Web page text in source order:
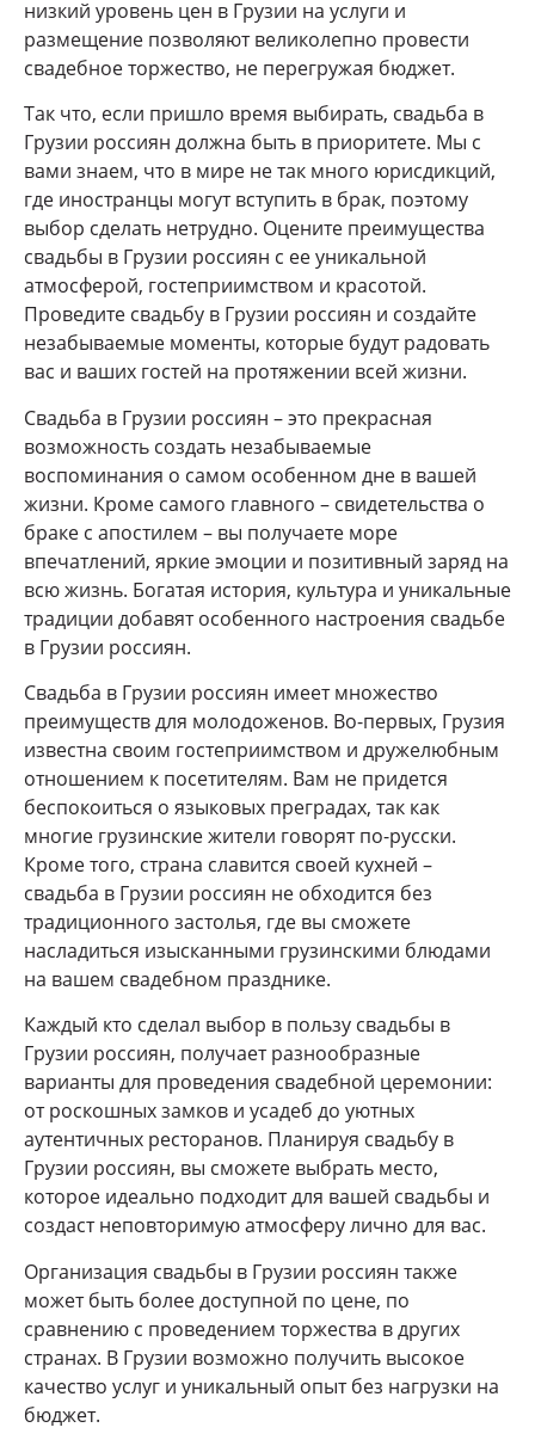
низкий уровень цен в Грузии на услуги и
размещение позволяют великолепно провести
свадебное торжество, не перегружая бюджет.
Так что, если пришло время выбирать, свадьба в
Грузии россиян должна быть в приоритете. Мы с
вами знаем, что в мире не так много юрисдикций,
где иностранцы могут вступить в брак, поэтому
выбор сделать нетрудно. Оцените преимущества
свадьбы в Грузии россиян с ее уникальной
атмосферой, гостеприимством и красотой.
Проведите свадьбу в Грузии россиян и создайте
незабываемые моменты, которые будут радовать
вас и ваших гостей на протяжении всей жизни.
Свадьба в Грузии россиян – это прекрасная
возможность создать незабываемые
воспоминания о самом особенном дне в вашей
жизни. Кроме самого главного – свидетельства о
браке с апостилем – вы получаете море
впечатлений, яркие эмоции и позитивный заряд на
всю жизнь. Богатая история, культура и уникальные
традиции добавят особенного настроения свадьбе
в Грузии россиян.
Свадьба в Грузии россиян имеет множество
преимуществ для молодоженов. Во-первых, Грузия
известна своим гостеприимством и дружелюбным
отношением к посетителям. Вам не придется
беспокоиться о языковых преградах, так как
многие грузинские жители говорят по-русски.
Кроме того, страна славится своей кухней –
свадьба в Грузии россиян не обходится без
традиционного застолья, где вы сможете
насладиться изысканными грузинскими блюдами
на вашем свадебном празднике.
Каждый кто сделал выбор в пользу свадьбы в
Грузии россиян, получает разнообразные
варианты для проведения свадебной церемонии:
от роскошных замков и усадеб до уютных
аутентичных ресторанов. Планируя свадьбу в
Грузии россиян, вы сможете выбрать место,
которое идеально подходит для вашей свадьбы и
создаст неповторимую атмосферу лично для вас.
Организация свадьбы в Грузии россиян также
может быть более доступной по цене, по
сравнению с проведением торжества в других
странах. В Грузии возможно получить высокое
качество услуг и уникальный опыт без нагрузки на
бюджет.